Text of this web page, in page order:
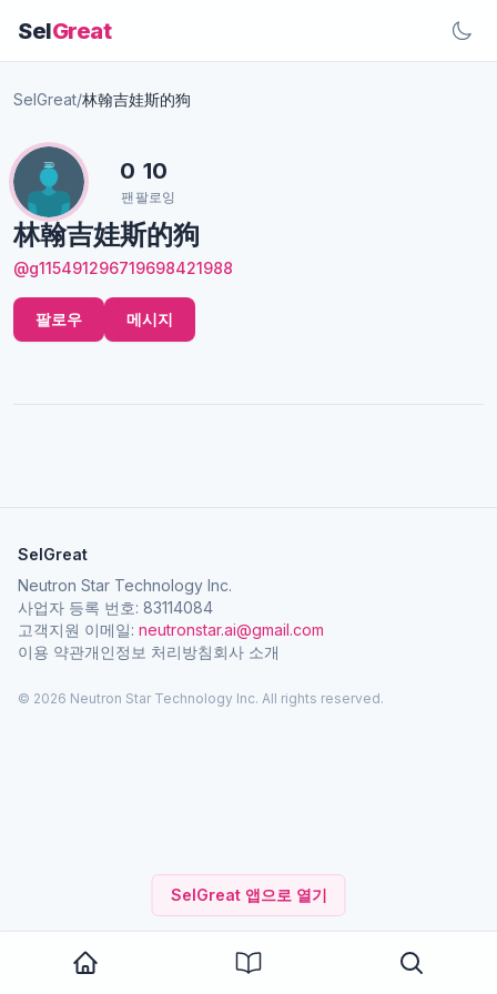
SelGreat
SelGreat 앱으로 열기
SelGreat/林翰吉娃斯的狗
林翰吉娃斯的狗
@g115491296719698421988
0
팬
10
팔로잉
팔로우 메시지
SelGreat
Neutron Star Technology Inc.
사업자 등록 번호: 83114084
고객지원 이메일: neutronstar.ai@gmail.com
이용 약관개인정보 처리방침회사 소개
© 2026 Neutron Star Technology Inc. All rights reserved.